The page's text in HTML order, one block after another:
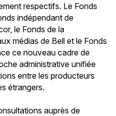
respectifs. Le Fonds
indépendant de
le Fonds de la
médias de Bell et le Fonds
ce nouveau cadre de
administrative unifiée
entre les producteurs
étrangers.
auprès de